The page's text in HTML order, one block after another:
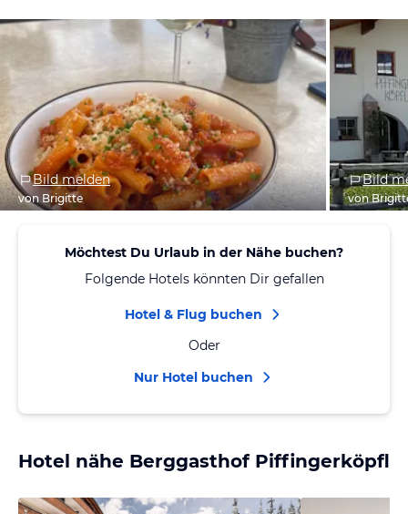
Bild melden
von Brigitte
Bild
von
Möchtest Du Urlaub in der Nähe buchen?
Folgende Hotels könnten Dir gefallen
Hotel & Flug buchen
Oder
Nur Hotel buchen
Hotel nähe Berggasthof Piffingerköpfl